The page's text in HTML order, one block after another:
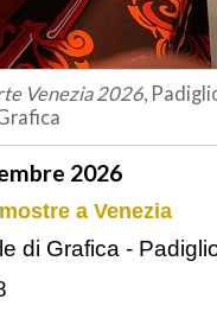
Venezia 2026,
2026
a Venezia
di Grafica -